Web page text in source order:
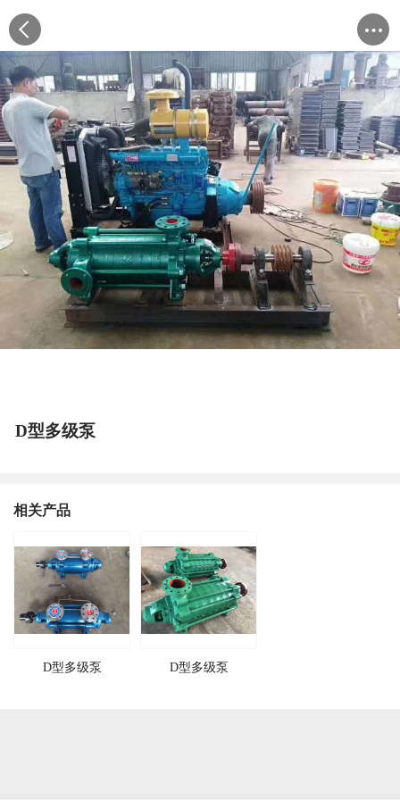
D型多级泵
相关产品
D型多级泵 D型多级泵